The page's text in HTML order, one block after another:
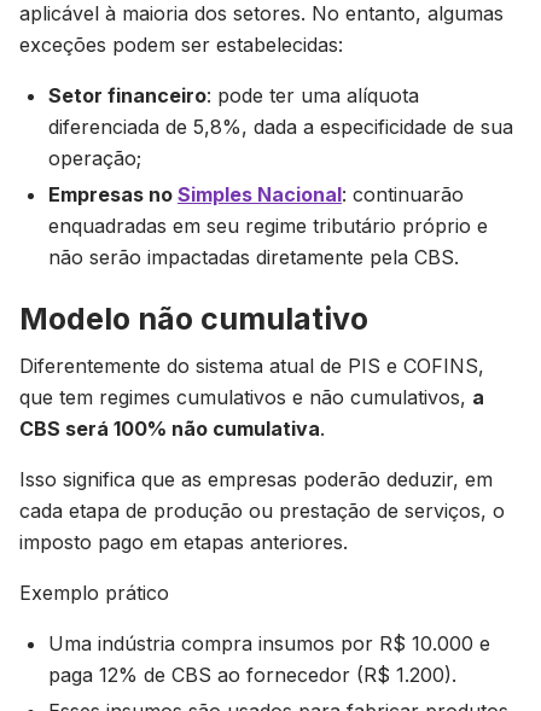
aplicável à maioria dos setores. No entanto, algumas
exceções podem ser estabelecidas:
Setor financeiro: pode ter uma alíquota
diferenciada de 5,8%, dada a especificidade de sua
operação;
Empresas no Simples Nacional: continuarão
enquadradas em seu regime tributário próprio e
não serão impactadas diretamente pela CBS.
Modelo não cumulativo
Diferentemente do sistema atual de PIS e COFINS,
que tem regimes cumulativos e não cumulativos, a
CBS será 100% não cumulativa.
Isso significa que as empresas poderão deduzir, em
cada etapa de produção ou prestação de serviços, o
imposto pago em etapas anteriores.
Exemplo prático
Uma indústria compra insumos por R$ 10.000 e
paga 12% de CBS ao fornecedor (R$ 1.200).